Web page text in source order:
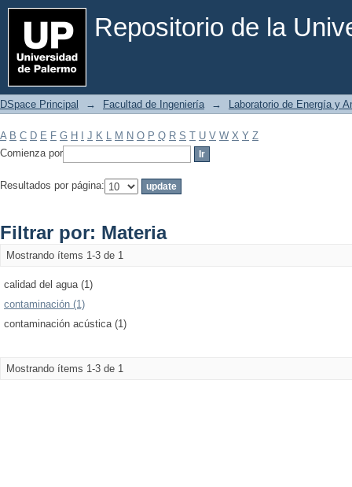
Repositorio de la
Filtrar por: Materia
DSpace Principal → Facultad de Ingeniería → Laboratorio de Energía y
A B C D E F G H J K L M N O P Q R S T U V W X Y Z
Comienza por
Resultados por página:
Filtrar por: Materia
Mostrando ítems 1-3 de 1
calidad del agua (1)
contaminación (1)
contaminación acústica (1)
Mostrando ítems 1-3 de 1